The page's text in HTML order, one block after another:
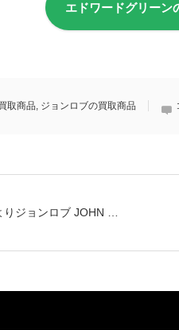
エドワードグリーン
取商品, ジョンロブの買取商品
ジョンロブ JOHN …